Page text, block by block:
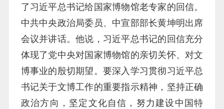
了习近平总书记给国家博物馆老专家的回信。
中共中央政治局委员、中宣部部长黄坤明出席
会议并讲话。他说，习近平总书记的回信充分
体现了党中央对国家博物馆的亲切关怀、对文
博事业的殷切期望。要深入学习贯彻习近平总
书记关于文博工作的重要指示精神，坚持正确
政治方向，坚定文化自信，努力建设中国特